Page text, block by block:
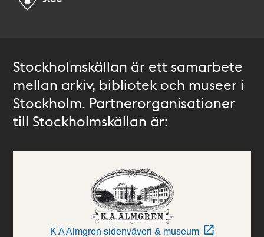
Stockholmskällan är ett samarbete
mellan arkiv, bibliotek och museer i
Stockholm. Partnerorganisationer
till Stockholmskällan är:
K A Almgren sidenväveri & museum